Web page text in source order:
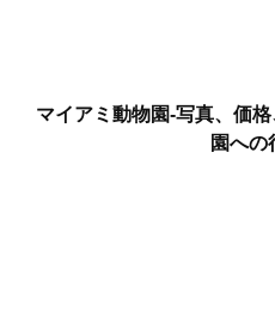
マイアミ動物園-写真、価
園への